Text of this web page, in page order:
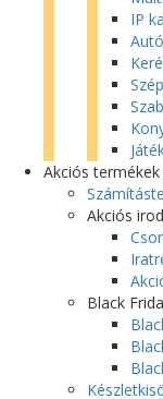
IP
Akciós termékek
Akciós
Black